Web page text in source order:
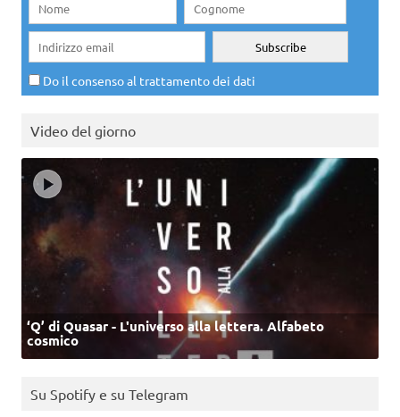
Do il consenso al trattamento dei dati
Video del giorno
‘Q’ di Quasar - L'universo alla lettera. Alfabeto
cosmico
Su Spotify e su Telegram